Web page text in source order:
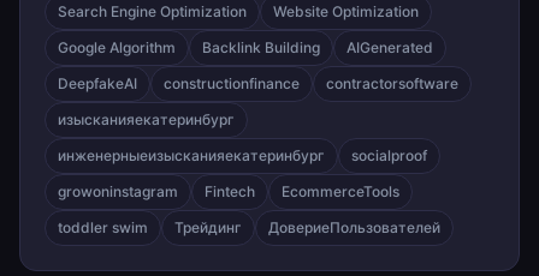
Search Engine Optimization
Website Optimization
Google Algorithm
Backlink Building
AIGenerated
DeepfakeAI
constructionfinance
contractorsoftware
изысканияекатеринбург
инженерныеизысканияекатеринбург
socialproof
growoninstagram
Fintech
EcommerceTools
toddler swim
Трейдинг ДовериеПользователей